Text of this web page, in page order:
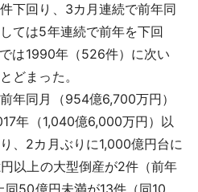
下回り、3カ月連続で前年同
ては5年連続で前年を下回
は1990年（526件）に次い
どまった。
年同月（954億6,700万円）
年（1,040億6,000万円）以
、2カ月ぶりに1,000億円台に
以上の大型倒産が2件（前年